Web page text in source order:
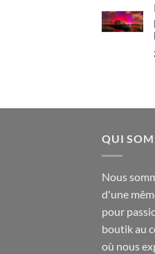
QUI
Nous
d'une
pour
boutik au
où nous